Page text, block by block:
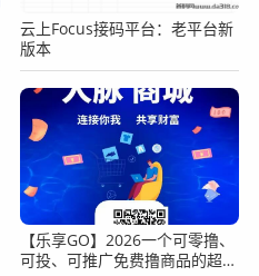
云上Focus接码平台：老平台新
版本
【乐享GO】2026一个可零撸、
可投、可推广免费撸商品的超级